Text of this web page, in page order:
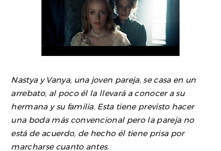
Nastya y Vanya, una joven pareja, se casa en un
arrebato, al poco él la llevará a conocer a su
hermana y su familia. Esta tiene previsto hacer
una boda más convencional pero la pareja no
está de acuerdo, de hecho él tiene prisa por
marcharse cuanto antes.